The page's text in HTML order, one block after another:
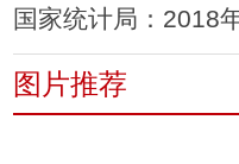
图片推荐